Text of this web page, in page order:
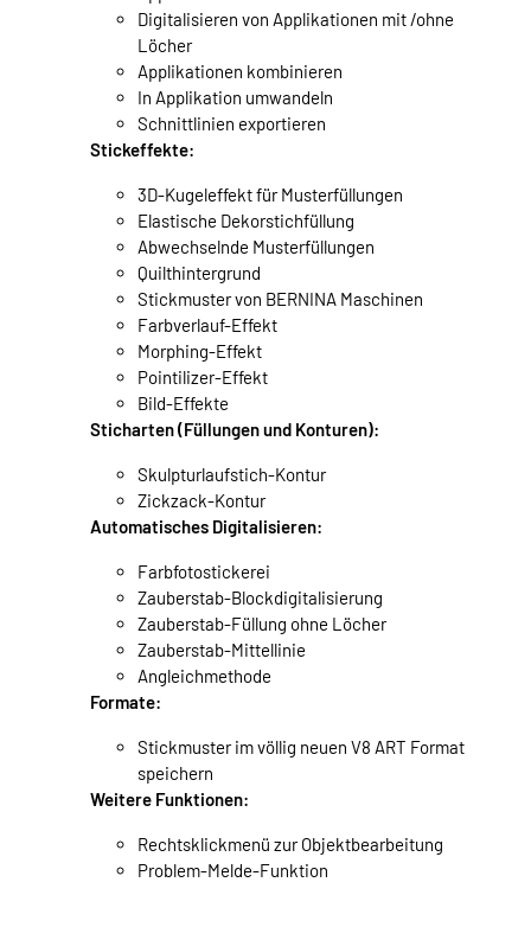
Digitalisieren von Applikationen mit /ohne
Löcher
Applikationen kombinieren
In Applikation umwandeln
Schnittlinien exportieren
Stickeffekte:
3D-Kugeleffekt für Musterfüllungen
Elastische Dekorstichfüllung
Abwechselnde Musterfüllungen
Quilthintergrund
Stickmuster von BERNINA Maschinen
Farbverlauf-Effekt
Morphing-Effekt
Pointilizer-Effekt
Bild-Effekte
Sticharten (Füllungen und Konturen):
Skulpturlaufstich-Kontur
Zickzack-Kontur
Automatisches Digitalisieren:
Farbfotostickerei
Zauberstab-Blockdigitalisierung
Zauberstab-Füllung ohne Löcher
Zauberstab-Mittellinie
Angleichmethode
Formate:
Stickmuster im völlig neuen V8 ART Format
speichern
Weitere Funktionen:
Rechtsklickmenü zur Objektbearbeitung
Problem-Melde-Funktion